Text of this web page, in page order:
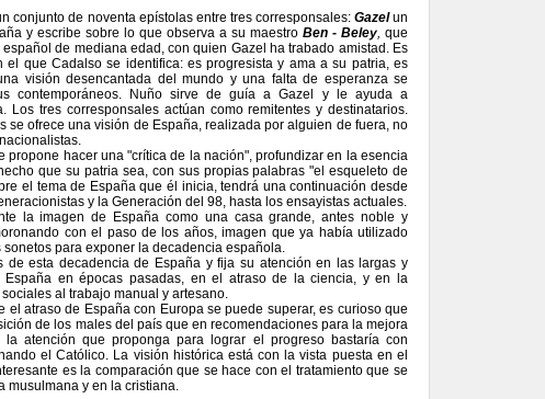
conjunto de noventa epístolas entre tres corresponsales: Gazelun
y escribe sobre lo que observa a su maestro Ben - Beley, que
de mediana edad, con quien Gazel ha trabado amistad. Es
el que Cadalso se identifica: es progresista y ama a su patria, es
visión desencantada del mundo y una falta de esperanza se
contemporáneos. Nuño sirve de guía a Gazel y le ayuda a
Los tres corresponsales actúan como remitentes y destinatarios.
se ofrece una visión de España, realizada por alguien de fuera, no
propone hacer una "crítica de la nación", profundizar en la esencia
que su patria sea, con sus propias palabras "el esqueleto de
el tema de España que él inicia, tendrá una continuación desde
y la Generación del 98, hasta los ensayistas actuales.
la imagen de España como una casa grande, antes noble y
con el paso de los años, imagen que ya había utilizado
para exponer la decadencia española.
de esta decadencia de España y fija su atención en las largas y
España en épocas pasadas, en el atraso de la ciencia, y en la
al trabajo manual y artesano.
el atraso de España con Europa se puede superar, es curioso que
de los males del país que en recomendaciones para la mejora
la atención que proponga para lograr el progreso bastaría con
el Católico. La visión histórica está con la vista puesta en el
es la comparación que se hace con el tratamiento que se
musulmana y en la cristiana.